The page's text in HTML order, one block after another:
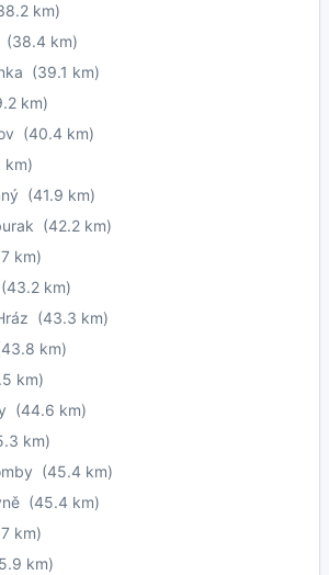
km)
(38.4 km)
(39.1 km)
km)
(40.4 km)
km)
(41.9 km)
(42.2 km)
km)
(43.2 km)
(43.3 km)
km)
km)
(44.6 km)
km)
(45.4 km)
(45.4 km)
km)
km)